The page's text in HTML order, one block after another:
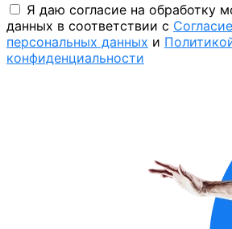
Я даю согласие на обработку
данных в соответствии с
персональных данных и
конфиденциальности